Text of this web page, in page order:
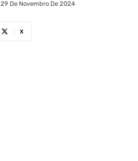
29 De Novembro De 2024
X